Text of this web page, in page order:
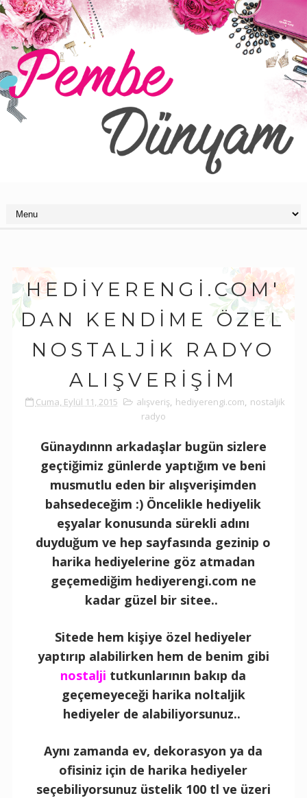
HEDIYERENGI.COM'
DAN KENDIME ÖZEL
NOSTALJIK RADYO
ALIŞVERIŞIM
Cuma, Eylül 11, 2015 alışveriş, hediyerengi.com, nostaljik
radyo
Günaydınnn arkadaşlar bugün sizlere
geçtiğimiz günlerde yaptığım ve beni
musmutlu eden bir alışverişimden
bahsedeceğim :) Öncelikle hediyelik
eşyalar konusunda sürekli adını
duyduğum ve hep sayfasında gezinip o
harika hediyelerine göz atmadan
geçemediğim hediyerengi.com ne
kadar güzel bir sitee..
Sitede hem kişiye özel hediyeler
yaptırıp alabilirken hem de benim gibi
nostalji tutkunlarının bakıp da
geçemeyeceği harika noltaljik
hediyeler de alabiliyorsunuz..
Aynı zamanda ev, dekorasyon ya da
ofisiniz için de harika hediyeler
seçebiliyorsunuz üstelik 100 tl ve üzeri